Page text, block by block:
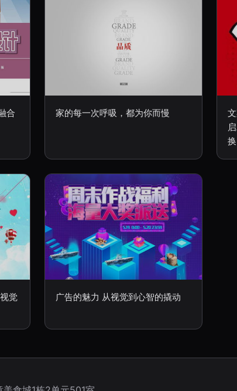
合 家的每一次呼吸，都为你而慢
换
觉
广告的魅力 从视觉到心智的撬动